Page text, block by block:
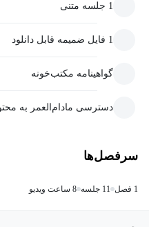
1 جلسه متنی
1 فایل ضمیمه قابل دانلود
گواهینامه مکتب‌خونه
دسترسی مادام‌العمر به
سرفصل‌ها
1 فصل 11 جلسه 8 ساعت ویدیو